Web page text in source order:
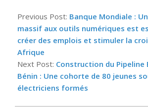
03-
17
Previous Post: Banque Mondiale :
massif aux outils numériques est
créer des emplois et stimuler la
Afrique
Next Post: Construction du Pipeline
Bénin : Une cohorte de 80 jeunes
électriciens formés